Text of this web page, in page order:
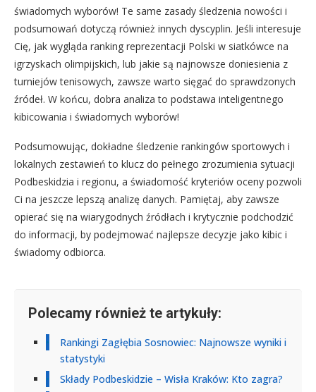
świadomych wyborów! Te same zasady śledzenia nowości i
podsumowań dotyczą również innych dyscyplin. Jeśli interesuje
Cię, jak wygląda ranking reprezentacji Polski w siatkówce na
igrzyskach olimpijskich, lub jakie są najnowsze doniesienia z
turniejów tenisowych, zawsze warto sięgać do sprawdzonych
źródeł. W końcu, dobra analiza to podstawa inteligentnego
kibicowania i świadomych wyborów!
Podsumowując, dokładne śledzenie rankingów sportowych i
lokalnych zestawień to klucz do pełnego zrozumienia sytuacji
Podbeskidzia i regionu, a świadomość kryteriów oceny pozwoli
Ci na jeszcze lepszą analizę danych. Pamiętaj, aby zawsze
opierać się na wiarygodnych źródłach i krytycznie podchodzić
do informacji, by podejmować najlepsze decyzje jako kibic i
świadomy odbiorca.
Polecamy również te artykuły:
Rankingi Zagłębia Sosnowiec: Najnowsze wyniki i
statystyki
Składy Podbeskidzie – Wisła Kraków: Kto zagra?